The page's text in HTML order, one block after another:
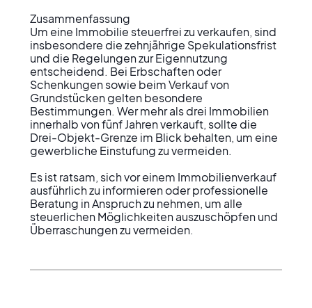
Zusammenfassung
Um eine Immobilie steuerfrei zu verkaufen, sind
insbesondere die zehnjährige Spekulationsfrist
und die Regelungen zur Eigennutzung
entscheidend. Bei Erbschaften oder
Schenkungen sowie beim Verkauf von
Grundstücken gelten besondere
Bestimmungen. Wer mehr als drei Immobilien
innerhalb von fünf Jahren verkauft, sollte die
Drei-Objekt-Grenze im Blick behalten, um eine
gewerbliche Einstufung zu vermeiden.
Es ist ratsam, sich vor einem Immobilienverkauf
ausführlich zu informieren oder professionelle
Beratung in Anspruch zu nehmen, um alle
steuerlichen Möglichkeiten auszuschöpfen und
Überraschungen zu vermeiden.